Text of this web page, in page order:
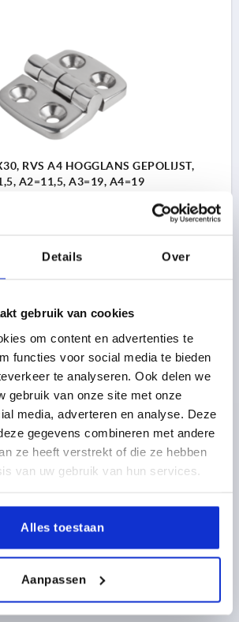
Details Over
gebruik van cookies
om content en advertenties te
functies voor social media te bieden
te analyseren. Ook delen we
gebruik van onze site met onze
media, adverteren en analyse. Deze
gegevens combineren met andere
ze heeft verstrekt of die ze hebben
van uw gebruik van hun services.
Alles toestaan
Aanpassen
GEPOLIJST,
A2=11,5, A3=19, A4=19
DETAILS